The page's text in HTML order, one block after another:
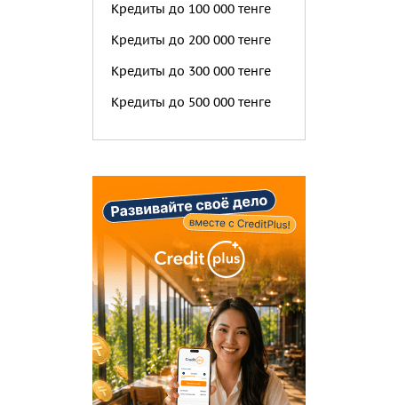
Кредиты до 100 000 тенге
Кредиты до 200 000 тенге
Кредиты до 300 000 тенге
Кредиты до 500 000 тенге